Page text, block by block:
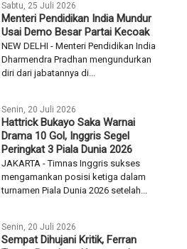
Sabtu, 25 Juli 2026
Menteri Pendidikan India Mundur
Usai Demo Besar Partai Kecoak
NEW DELHI - Menteri Pendidikan India
Dharmendra Pradhan mengundurkan
diri dari jabatannya di...
Senin, 20 Juli 2026
Hattrick Bukayo Saka Warnai
Drama 10 Gol, Inggris Segel
Peringkat 3 Piala Dunia 2026
JAKARTA - Timnas Inggris sukses
mengamankan posisi ketiga dalam
turnamen Piala Dunia 2026 setelah...
Senin, 20 Juli 2026
Sempat Dihujani Kritik, Ferran